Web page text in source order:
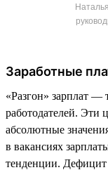
Заработные
«Разгон» зарплат —
работодателей. Эти
абсолютные
в вакансиях
тенденции.